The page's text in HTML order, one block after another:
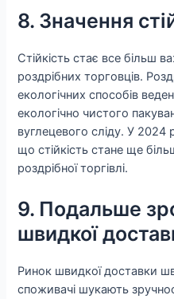
8. Значення
Стійкість стає все більш
роздрібних торговців.
екологічних способів
екологічно чистого
вуглецевого сліду. У
що стійкість стане ще
роздрібної торгівлі.
9. Подальше
швидкої
Ринок швидкої доставки
споживачі шукають